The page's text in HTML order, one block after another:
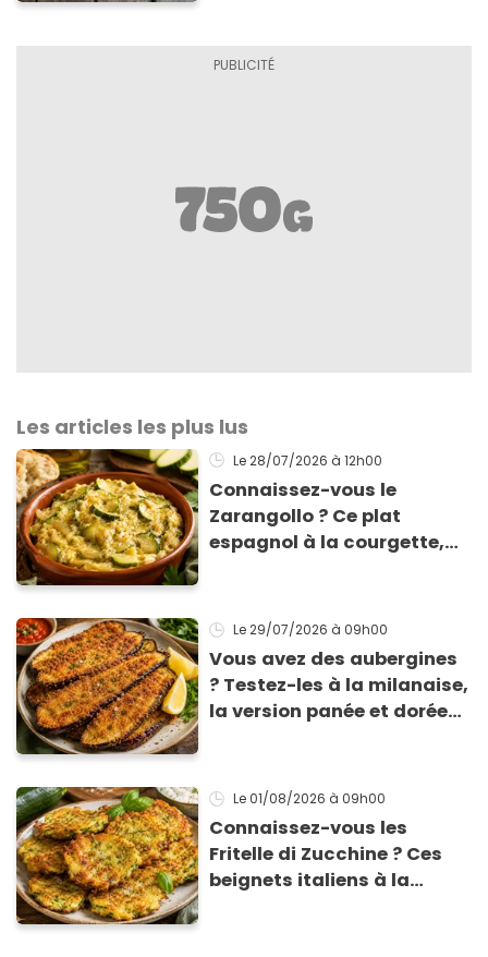
Les articles les plus lus
Le 28/07/2026 à 12h00
Connaissez-vous le
Zarangollo ? Ce plat
espagnol à la courgette,
Le 29/07/2026 à 09h00
Vous avez des aubergines
? Testez-les à la milanaise,
la version panée et dorée
Le 01/08/2026 à 09h00
Connaissez-vous les
Fritelle di Zucchine ? Ces
beignets italiens à la